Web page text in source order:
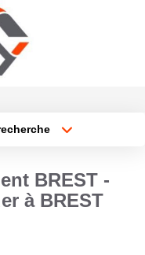
min
BREST -
à BREST